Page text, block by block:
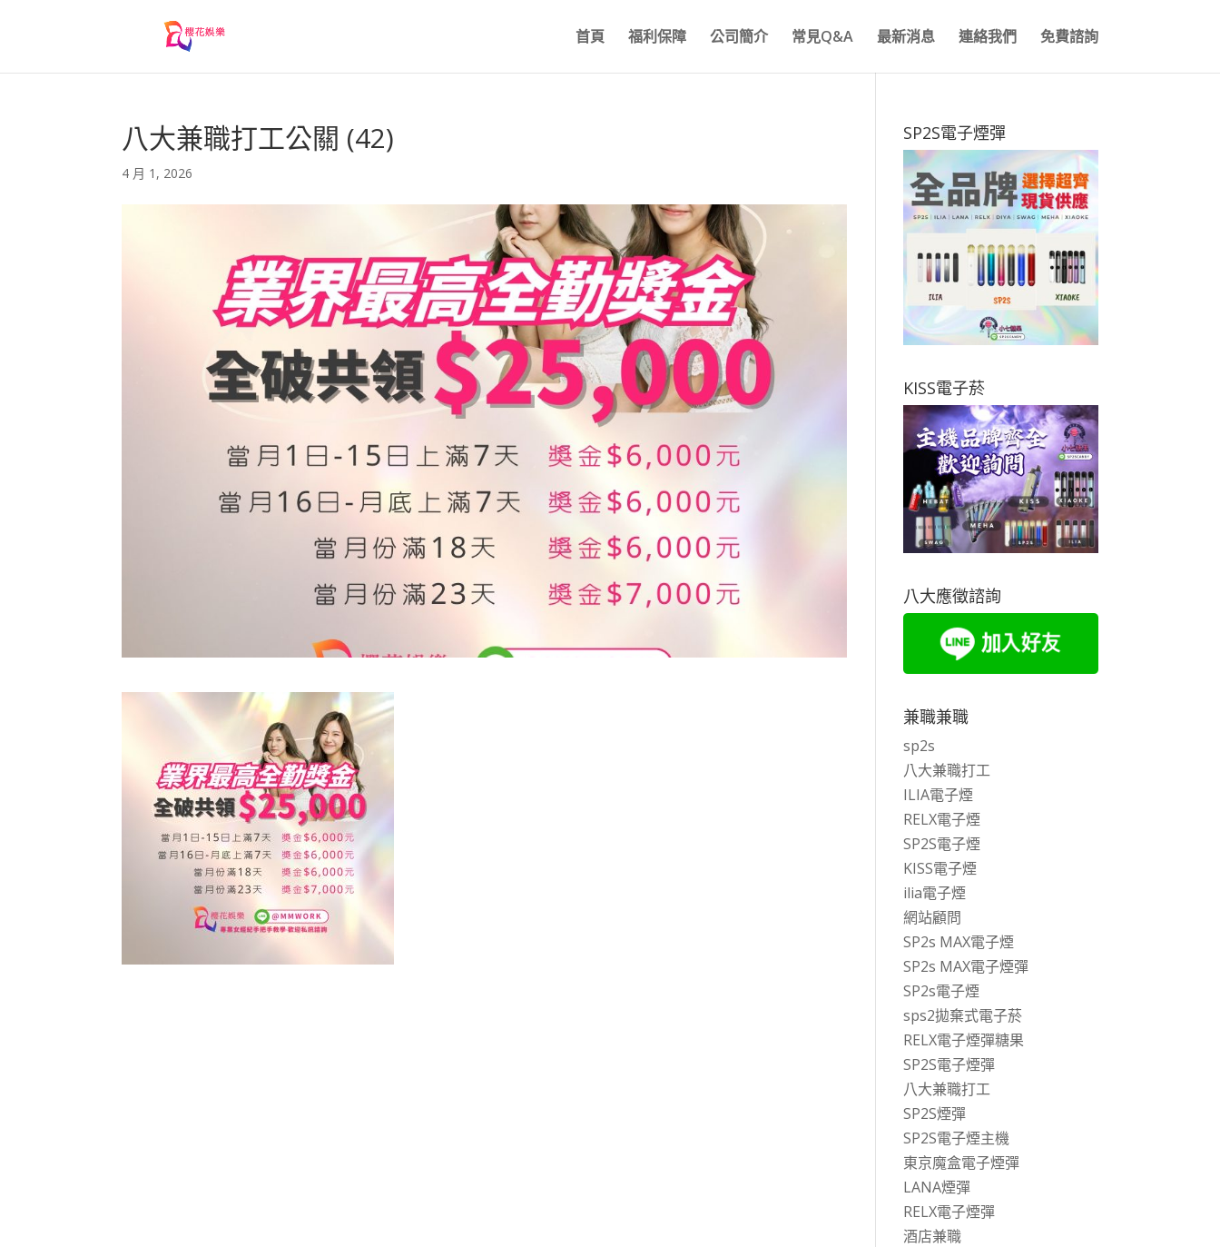
首頁 福利保障 公司簡介 常見Q&A 最新消息 連絡我們 免費諮詢
八大兼職打工公關 (42)
4 月 1, 2026
SP2S電子煙彈
KISS電子菸
八大應徵諮詢
兼職兼職
sp2s
八大兼職打工
ILIA電子煙
RELX電子煙
SP2S電子煙
KISS電子煙
ilia電子煙
網站顧問
SP2s MAX電子煙
SP2s MAX電子煙彈
SP2s電子煙
sps2拋棄式電子菸
RELX電子煙彈糖果
SP2S電子煙彈
八大兼職打工
SP2S煙彈
SP2S電子煙主機
東京魔盒電子煙彈
LANA煙彈
RELX電子煙彈
酒店兼職